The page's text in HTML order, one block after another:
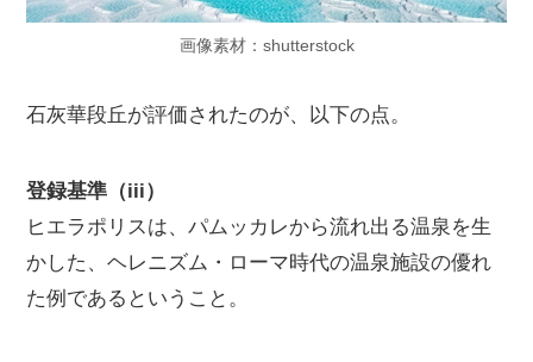
画像素材：shutterstock
石灰華段丘が評価されたのが、以下の点。
登録基準（iii）
ヒエラポリスは、パムッカレから流れ出る温泉を生
かした、ヘレニズム・ローマ時代の温泉施設の優れ
た例であるということ。